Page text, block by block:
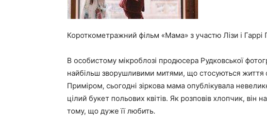
Короткометражний фільм «Мама» з участю Лізи і Гаррі
В особистому мікроблозі продюсера Рудковської
найбільш зворушливими митями, що стосуються життя
Приміром, сьогодні зіркова мама опублікувала
цілий букет польових квітів. Як розповів хлопчик, він
тому, що дуже її любить.